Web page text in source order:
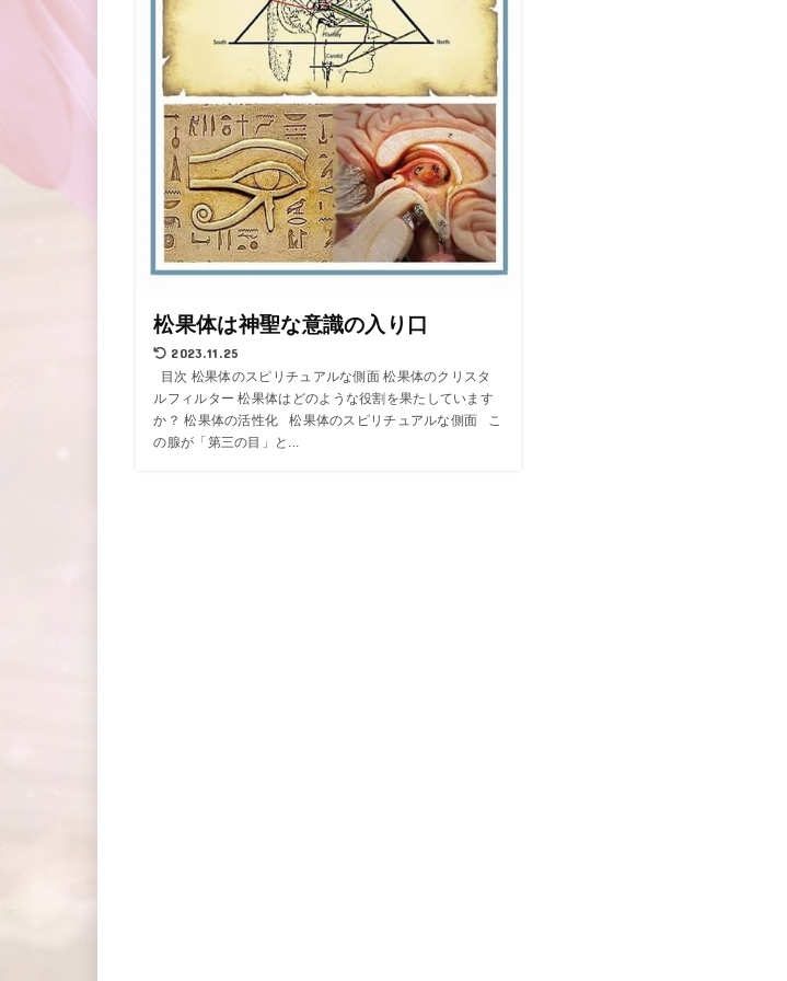
松果体は神聖な意識の入り口
2023.11.25
目次 松果体のスピリチュアルな側面 松果体のクリスタ
ルフィルター 松果体はどのような役割を果たしています
か？ 松果体の活性化 松果体のスピリチュアルな側面 こ
の腺が「第三の目」と...